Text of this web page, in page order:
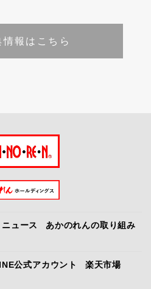
報はこちら
ニュース
あかのれんの取り組み
公式アカウント
楽天市場